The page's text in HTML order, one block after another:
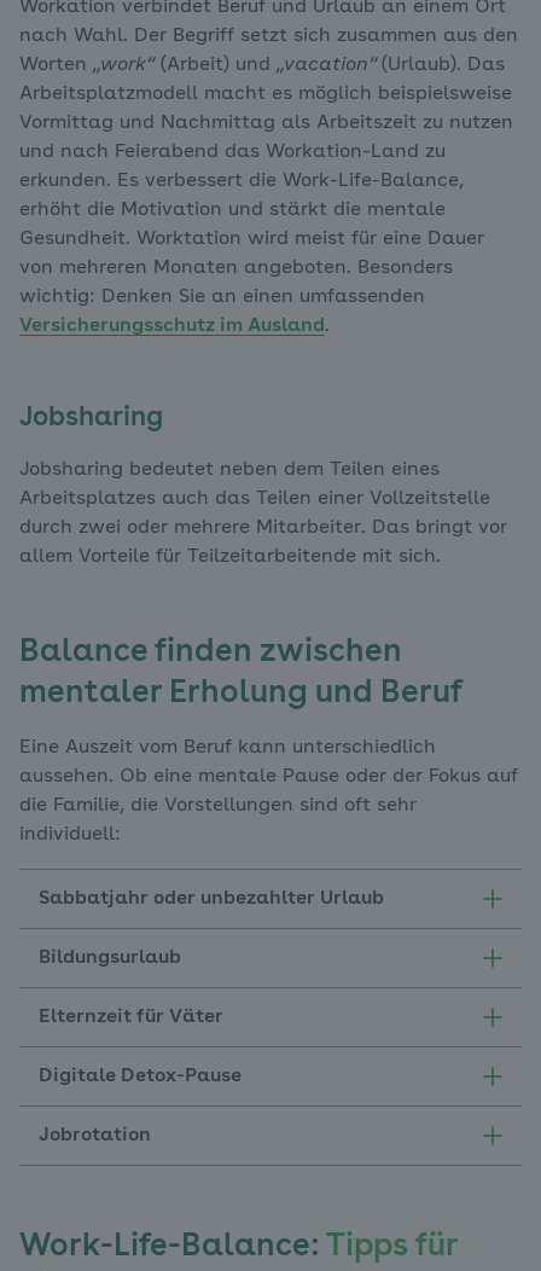
Workation verbindet Beruf und Urlaub an einem Ort
nach Wahl. Der Begriff setzt sich zusammen aus den
Worten „work“(Arbeit) und „vacation“(Urlaub). Das
Arbeitsplatzmodell macht es möglich beispielsweise
Vormittag und Nachmittag als Arbeitszeit zu nutzen
und nach Feierabend das Workation-Land zu
erkunden. Es verbessert die Work-Life-Balance,
erhöht die Motivation und stärkt die mentale
Gesundheit. Worktation wird meist für eine Dauer
von mehreren Monaten angeboten. Besonders
wichtig: Denken Sie an einen umfassenden
Versicherungsschutz im Ausland.
Jobsharing
Jobsharing bedeutet neben dem Teilen eines
Arbeitsplatzes auch das Teilen einer Vollzeitstelle
durch zwei oder mehrere Mitarbeiter. Das bringt vor
allem Vorteile für Teilzeitarbeitende mit sich.
Balance finden zwischen
mentaler Erholung und Beruf
Eine Auszeit vom Beruf kann unterschiedlich
aussehen. Ob eine mentale Pause oder der Fokus auf
die Familie, die Vorstellungen sind oft sehr
individuell:
Sabbatjahr oder unbezahlter Urlaub
Bildungsurlaub
Elternzeit für Väter
Digitale Detox-Pause
Jobrotation
Work-Life-Balance: Tipps für